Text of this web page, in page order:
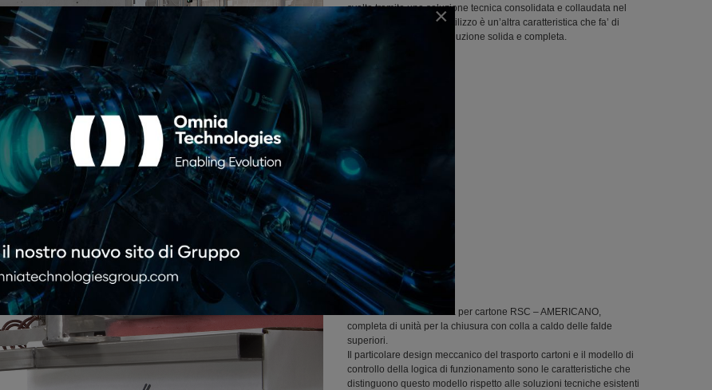
svolta tramite una soluzione tecnica consolidata e collaudata nel
tempo. La semplicità d’utilizzo è un’altra caratteristica che fa’ di
questa macchina una soluzione solida e completa.
CH 1300
Chiudicartoni automatica per cartone RSC – AMERICANO,
completa di unità per la chiusura con colla a caldo delle falde
superiori.
Il particolare design meccanico del trasporto cartoni e il modello di
controllo della logica di funzionamento sono le caratteristiche che
distinguono questo modello rispetto alle soluzioni tecniche esistenti
×